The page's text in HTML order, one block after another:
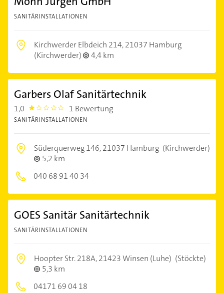
SANITÄRINSTALLATIONEN
Kirchwerder Elbdeich 214,21037 Hamburg
(Kirchwerder)
4,4 km
Garbers Olaf Sanitärtechnik
1,0 1.0 1 Bewertung
SANITÄRINSTALLATIONEN
Süderquerweg 146,21037 Hamburg (Kirchwerder)
5,2 km
040 68 91 40 34
GOES Sanitär Sanitärtechnik
SANITÄRINSTALLATIONEN
Hoopter Str. 218A,21423 Winsen (Luhe) (Stöckte)
5,3 km
04171 69 04 18